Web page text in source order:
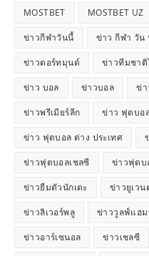
MOSTBET MOSTBET UZ
ข่าวกีฬาวันนี้ ข่าว กีฬา วัน
ข่าวดอร์ทมุนด์ ข่าวทีมชาติ
ข่าว บอล ข่าวบอล ข่า
ข่าวพรีเมียร์ลีก ข่าว ฟุตบอ
ข่าว ฟุตบอล ต่าง ประเทศ
ข่าวฟุตบอลเชลซี ข่าวฟุตบ
ข่าวยืมตัวนักเตะ ข่าวยูเวน
ข่าวลิเวอร์พลู ข่าววูลฟ์แฮ
ข่าวอาร์เซนอล ข่าวเชลซี